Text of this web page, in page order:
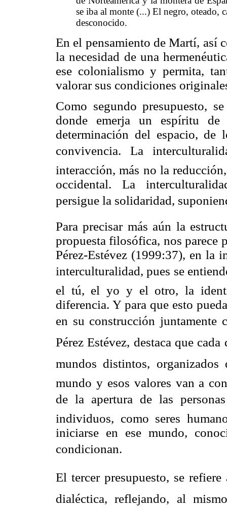
se iba al monte (...) El negro, oteado,
desconocido.
En el pensamiento de Martí, así
la necesidad de una
ese colonialismo y permita,
valorar sus condiciones
Como segundo presupuesto,
donde emerja un espíritu
determinación del espacio,
convivencia. La
interacción, más no la
occidental. La
persigue la solidaridad,
Para precisar más aún la
propuesta filosófica, nos parece
Pérez-Estévez (1999:37), en la
interculturalidad, pues se
el tú, el yo y el otro, la
diferencia. Y para que esto
en su construcción juntamente
Pérez Estévez, destaca que
mundos distintos, organizados
mundo y esos valores van a
de la apertura de las
individuos, como seres
iniciarse en ese mundo,
condicionan.
El tercer presupuesto, se refiere
dialéctica, reflejando, al